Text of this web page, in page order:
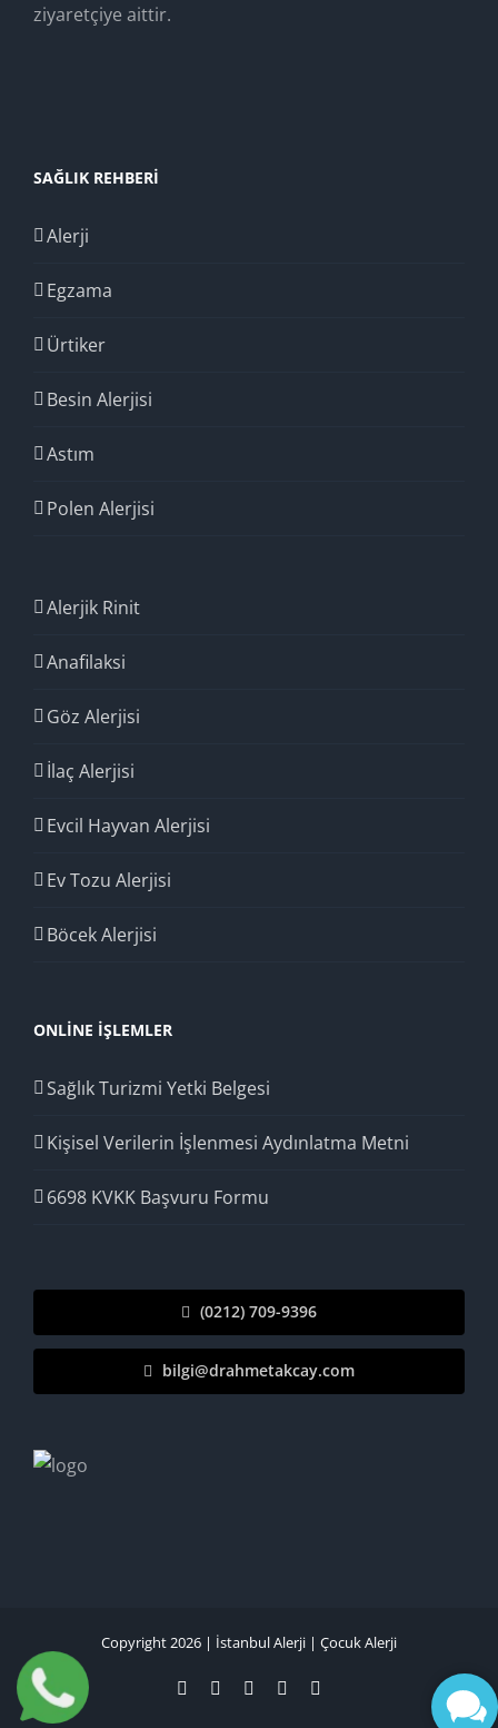
ziyaretçiye aittir.
SAĞLIK REHBERI
Alerji
Egzama
Ürtiker
Besin Alerjisi
Astım
Polen Alerjisi
Alerjik Rinit
Anafilaksi
Göz Alerjisi
İlaç Alerjisi
Evcil Hayvan Alerjisi
Ev Tozu Alerjisi
Böcek Alerjisi
ONLINE İŞLEMLER
Sağlık Turizmi Yetki Belgesi
Kişisel Verilerin İşlenmesi Aydınlatma Metni
6698 KVKK Başvuru Formu
(0212) 709-9396
bilgi@drahmetakcay.com
Copyright 2026 | İstanbul Alerji | Çocuk Alerji
FacebookInstagram
Tiktok YouTube